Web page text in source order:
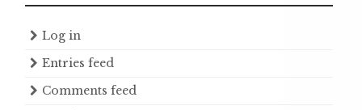
Log in
Entries feed
Comments feed